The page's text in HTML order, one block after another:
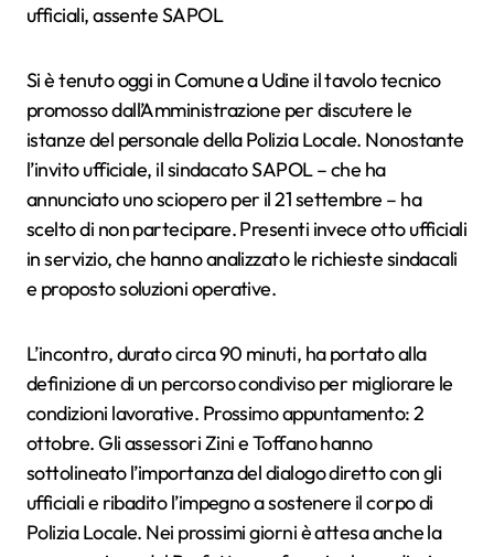
ufficiali, assente SAPOL
Si è tenuto oggi in Comune a Udine il tavolo tecnico
promosso dall’Amministrazione per discutere le
istanze del personale della Polizia Locale. Nonostante
l’invito ufficiale, il sindacato SAPOL – che ha
annunciato uno sciopero per il 21 settembre – ha
scelto di non partecipare. Presenti invece otto ufficiali
in servizio, che hanno analizzato le richieste sindacali
e proposto soluzioni operative.
L’incontro, durato circa 90 minuti, ha portato alla
definizione di un percorso condiviso per migliorare le
condizioni lavorative. Prossimo appuntamento: 2
ottobre. Gli assessori Zini e Toffano hanno
sottolineato l’importanza del dialogo diretto con gli
ufficiali e ribadito l’impegno a sostenere il corpo di
Polizia Locale. Nei prossimi giorni è attesa anche la